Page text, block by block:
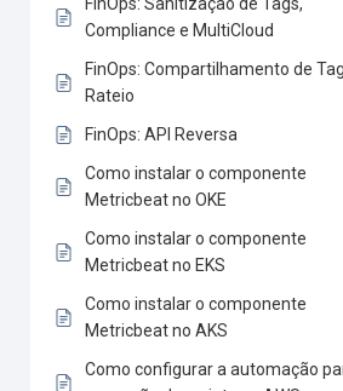
Compliance e MultiCloud
FinOps: Compartilhamento de
Rateio
FinOps: API Reversa
Como instalar o componente
Metricbeat no OKE
Como instalar o componente
Metricbeat no EKS
Como instalar o componente
Metricbeat no AKS
Como configurar a automação